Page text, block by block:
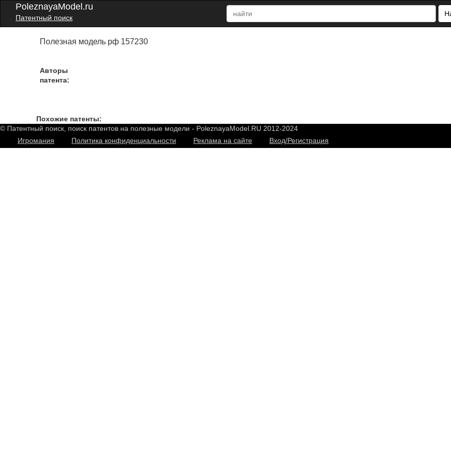
PoleznayaModel.ru
Патентный поиск
Полезная модель рф 157230
Авторы
патента:
Похожие патенты:
© Патентный поиск, поиск патентов на полезные модели - PoleznayaModel.RU 2012-2024
Игромания
Политика конфиденциальности Реклама на сайте Вход/Регистрация